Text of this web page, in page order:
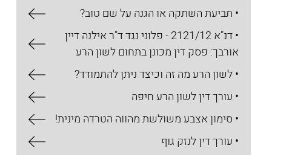
• תביעת השתקה או הגנה על שם טוב?
• דנ"א 2121/12 - פלוני נגד ד"ר אילנה דיין
אורבך: פסק דין מכונן בתחום לשון הרע
• לשון הרע מה זה וכיצד ניתן להתמודד?
• עורך דין לשון הרע חיפה
• סימון אצבע משולשת מהווה הטרדה מינית!
• עורך דין לנזק גוף